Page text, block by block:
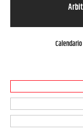
Calendario